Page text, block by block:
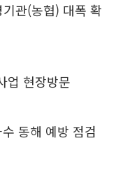
관(농협) 대폭 확
업 현장방문
동해 예방 점검